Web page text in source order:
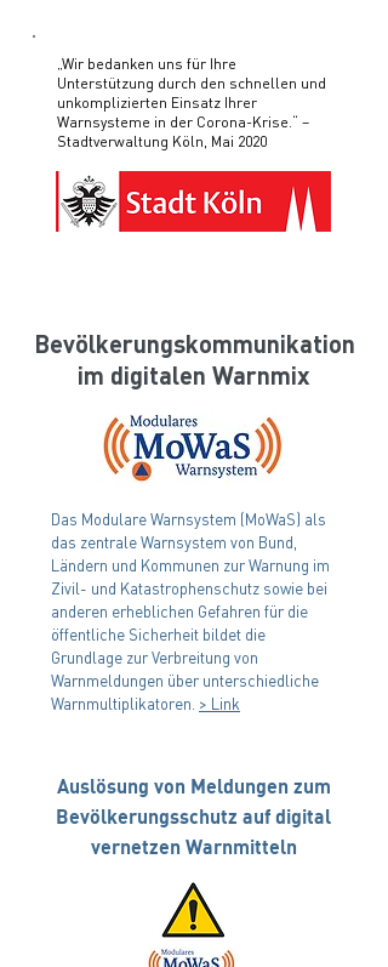
„Wir bedanken uns für Ihre
Unterstützung durch den schnellen und
unkomplizierten Einsatz Ihrer
Warnsysteme in der Corona-Krise.“ –
Stadtverwaltung Köln, Mai 2020
Bevölkerungskommunikation
im digitalen Warnmix
Das Modulare Warnsystem (MoWaS) als
das zentrale Warnsystem von Bund,
Ländern und Kommunen zur Warnung im
Zivil- und Katastrophenschutz sowie bei
anderen erheblichen Gefahren für die
öffentliche Sicherheit bildet die
Grundlage zur Verbreitung von
Warnmeldungen über unterschiedliche
Warnmultiplikatoren. > Link
Auslösung von Meldungen zum
Bevölkerungsschutz auf digital
vernetzen Warnmitteln